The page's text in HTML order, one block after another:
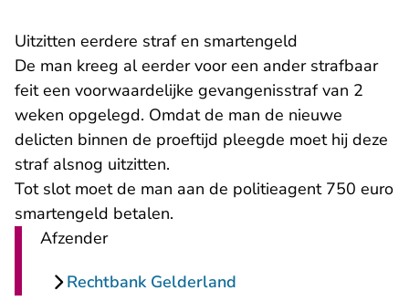
Uitzitten eerdere straf en smartengeld
De man kreeg al eerder voor een ander strafbaar
feit een voorwaardelijke gevangenisstraf van 2
weken opgelegd. Omdat de man de nieuwe
delicten binnen de proeftijd pleegde moet hij deze
straf alsnog uitzitten.
Tot slot moet de man aan de politieagent 750 euro
smartengeld betalen.
Afzender
Rechtbank Gelderland